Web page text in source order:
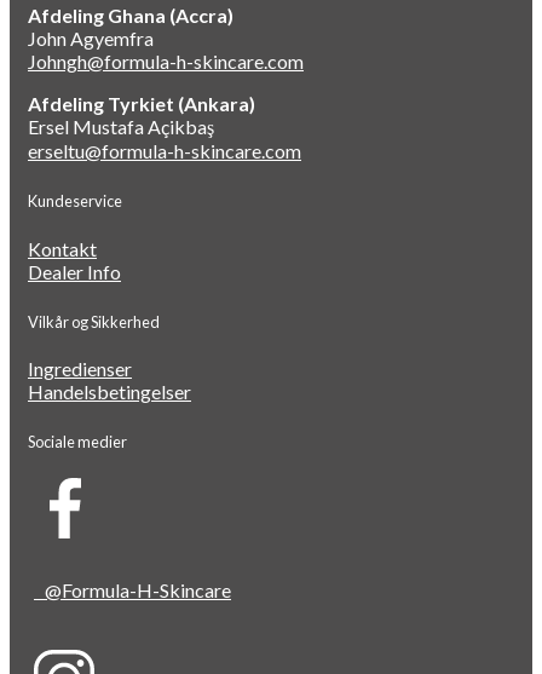
Afdeling Ghana (Accra)
John Agyemfra
Johngh@formula-h-skincare.com
Afdeling Tyrkiet (Ankara)
Ersel Mustafa Açikbaş
erseltu@formula-h-skincare.com
Kundeservice
Kontakt
Dealer Info
Vilkår og Sikkerhed
Ingredienser
Handelsbetingelser
Sociale medier
@Formula-H-Skincare